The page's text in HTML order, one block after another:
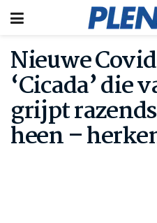
Nieuwe
‘Cicada’ die
grijpt
heen –